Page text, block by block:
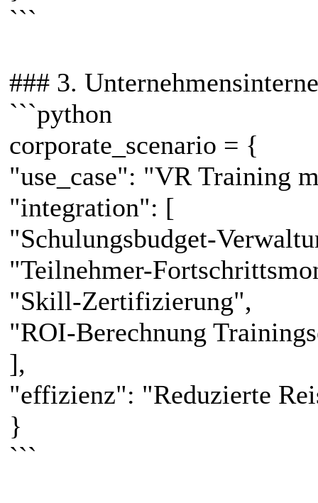
```
### 3.
```python
corporate_scenario = {
"use_case": "VR Training
"integration": [
"Schulungsbudget-
"Teilnehmer-
"Skill-Zertifizierung",
"ROI-Berechnung
],
"effizienz": "Reduzierte
}
```